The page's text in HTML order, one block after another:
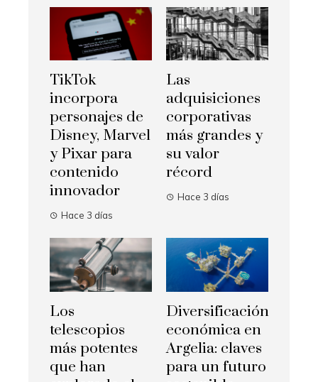
TikTok
incorpora
personajes de
Disney, Marvel
y Pixar para
contenido
innovador
Hace 3 días
Las
adquisiciones
corporativas
más grandes y
su valor
récord
Hace 3 días
Los
telescopios
más potentes
que han
Diversificación
económica en
Argelia: claves
para un futuro